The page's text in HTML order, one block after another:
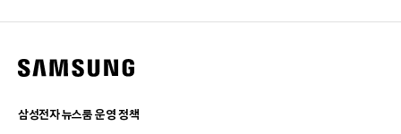
삼성전자 뉴스룸 운영 정책